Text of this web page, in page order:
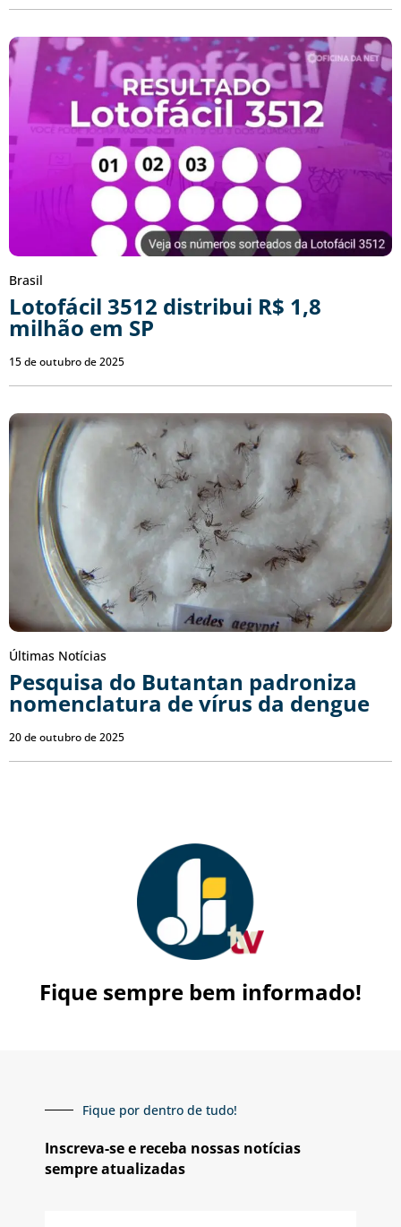
Brasil
Lotofácil 3512 distribui R$ 1,8
milhão em SP
15 de outubro de 2025
Últimas Notícias
Pesquisa do Butantan padroniza
nomenclatura de vírus da dengue
20 de outubro de 2025
Fique sempre bem informado!
Fique por dentro de tudo!
Inscreva-se e receba nossas notícias
sempre atualizadas